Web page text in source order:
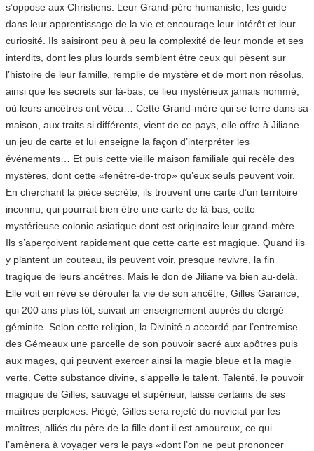
s’oppose aux Christiens. Leur Grand-père humaniste, les guide
dans leur apprentissage de la vie et encourage leur intérêt et leur
curiosité. Ils saisiront peu à peu la complexité de leur monde et ses
interdits, dont les plus lourds semblent être ceux qui pèsent sur
l’histoire de leur famille, remplie de mystère et de mort non résolus,
ainsi que les secrets sur là-bas, ce lieu mystérieux jamais nommé,
où leurs ancêtres ont vécu… Cette Grand-mère qui se terre dans sa
maison, aux traits si différents, vient de ce pays, elle offre à Jiliane
un jeu de carte et lui enseigne la façon d’interpréter les
événements… Et puis cette vieille maison familiale qui recèle des
mystères, dont cette «fenêtre-de-trop» qu’eux seuls peuvent voir.
En cherchant la pièce secrète, ils trouvent une carte d’un territoire
inconnu, qui pourrait bien être une carte de là-bas, cette
mystérieuse colonie asiatique dont est originaire leur grand-mère.
Ils s’aperçoivent rapidement que cette carte est magique. Quand ils
y plantent un couteau, ils peuvent voir, presque revivre, la fin
tragique de leurs ancêtres. Mais le don de Jiliane va bien au-delà.
Elle voit en rêve se dérouler la vie de son ancêtre, Gilles Garance,
qui 200 ans plus tôt, suivait un enseignement auprès du clergé
géminite. Selon cette religion, la Divinité a accordé par l’entremise
des Gémeaux une parcelle de son pouvoir sacré aux apôtres puis
aux mages, qui peuvent exercer ainsi la magie bleue et la magie
verte. Cette substance divine, s’appelle le talent. Talenté, le pouvoir
magique de Gilles, sauvage et supérieur, laisse certains de ses
maîtres perplexes. Piégé, Gilles sera rejeté du noviciat par les
maîtres, alliés du père de la fille dont il est amoureux, ce qui
l’amènera à voyager vers le pays «dont l’on ne peut prononcer